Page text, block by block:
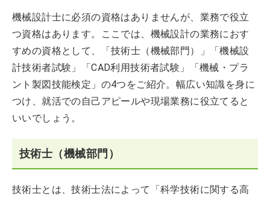
機械設計士に必須の資格はありませんが、業務で役立
つ資格はあります。ここでは、機械設計の業務におす
すめの資格として、「技術士（機械部門）」「機械設
計技術者試験」「CAD利用技術者試験」「機械・プラ
ント製図技能検定」の4つをご紹介。幅広い知識を身に
つけ、就活での自己アピールや現場業務に役立てると
いいでしょう。
技術士（機械部門）
技術士とは、技術士法によって「科学技術に関する高